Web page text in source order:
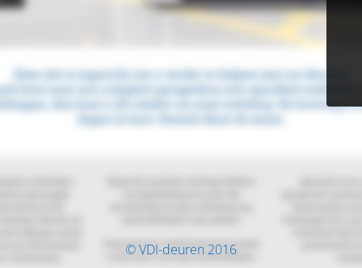
© VDI-deuren 2016